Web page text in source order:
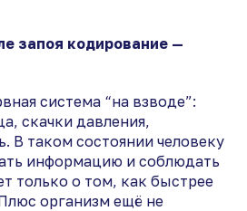
запоя кодирование —
система “на взводе”:
скачки давления,
В таком состоянии человеку
информацию и соблюдать
только о том, как быстрее
организм ещё не